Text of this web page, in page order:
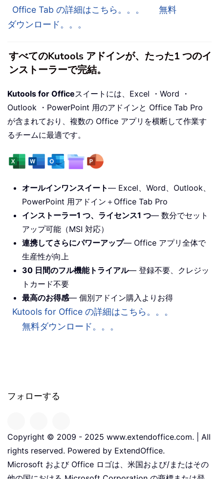
Office Tab の詳細はこちら。。。
無料
ダウンロード。。。
すべてのKutools アドインが、たった1 つのイ
ンストーラーで完結。
Kutools for Officeスイートには、Excel ・Word ・
Outlook ・PowerPoint 用のアドインと Office Tab Pro
が含まれており、複数の Office アプリを横断して作業す
るチームに最適です。
オールインワンスイート— Excel、Word、Outlook、
PowerPoint 用アドイン＋Office Tab Pro
インストーラー1 つ、ライセンス1 つ— 数分でセット
アップ可能（MSI 対応）
連携してさらにパワーアップ— Office アプリ全体で
生産性が向上
30 日間のフル機能トライアル— 登録不要、クレジッ
トカード不要
最高のお得感— 個別アドイン購入よりお得
Kutools for Office の詳細はこちら。。。
無料ダウンロード。。。
フォローする
Copyright © 2009 - 2025 www.extendoffice.com. | All
rights reserved. Powered by ExtendOffice.
Microsoft および Office ロゴは、米国および/またはその